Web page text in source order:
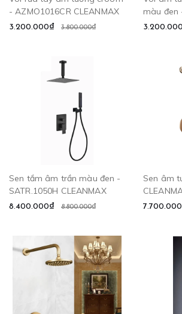
- AZMO1016CR CLEANMAX
3.200.000₫ 3.800.000₫
màu đen
Sen tắm âm trần màu đen -
SATR.1050H CLEANMAX
8.400.000₫ 8.800.000₫
Sen âm